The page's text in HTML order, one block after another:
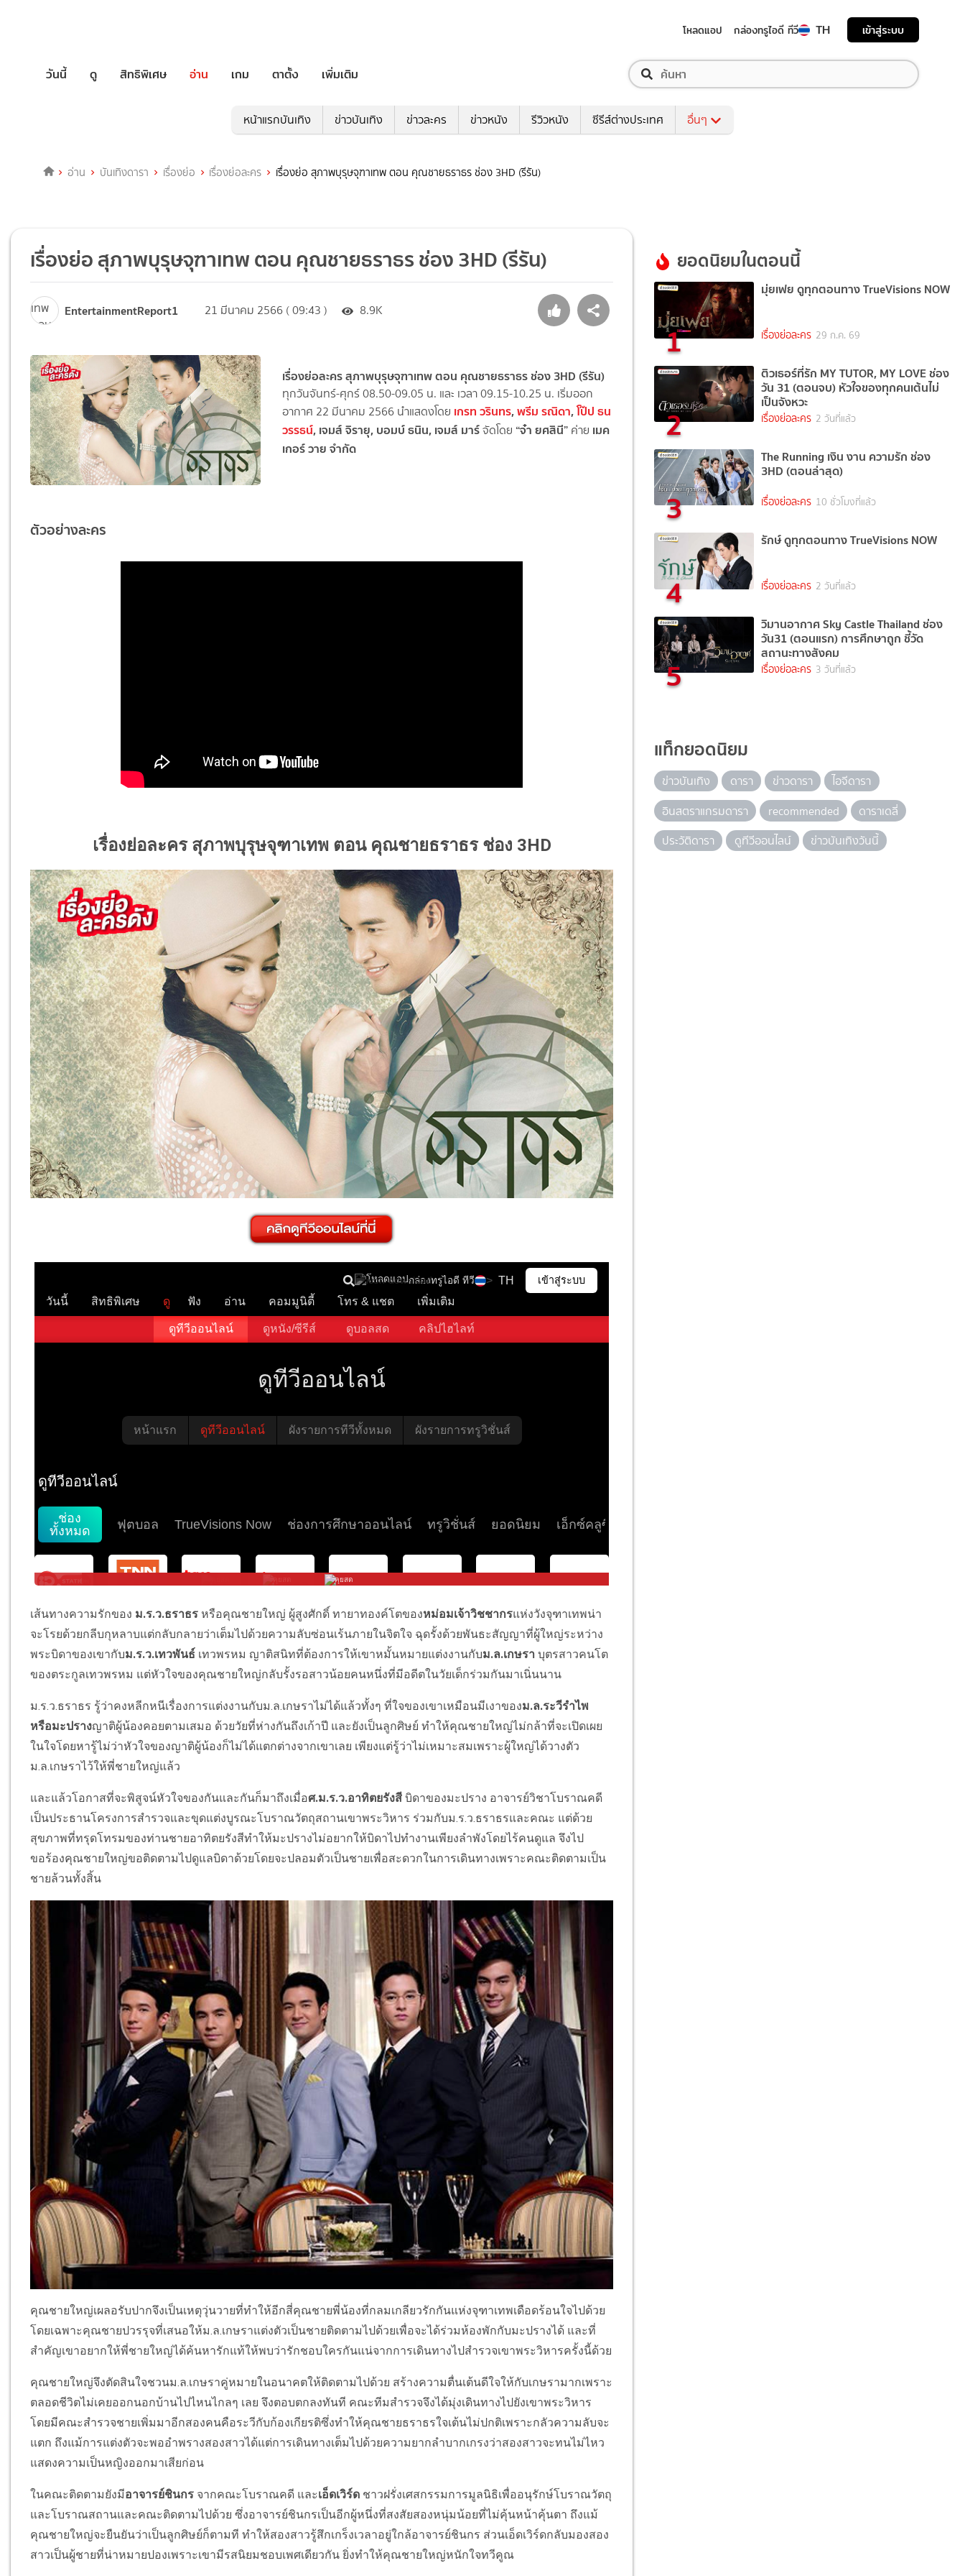
โหลดแอป กล่องทรูไอดี ทีวี TH เข้าสู่ระบบ
วันนี้ ดู สิทธิพิเศษ อ่าน เกม ตาตั้ง เพิ่มเติม
หน้าแรกบันเทิง ข่าวบันเทิง ข่าวละคร ข่าวหนัง รีวิวหนัง ซีรีส์ต่างประเทศ อื่นๆ
อ่าน บันเทิงดารา เรื่องย่อ เรื่องย่อละคร เรื่องย่อ สุภาพบุรุษจุฑาเทพ ตอน คุณชายธราธร ช่อง 3HD (รีรัน)
เรื่องย่อ สุภาพบุรุษจุฑาเทพ ตอน คุณชายธราธร ช่อง 3HD (รีรัน)
EntertainmentReport1 21 มีนาคม 2566 ( 09:43 ) 8.9K
เรื่องย่อละคร สุภาพบุรุษจุฑาเทพ ตอน คุณชายธราธร ช่อง 3HD (รีรัน)
ทุกวันจันทร์-ศุกร์ 08.50-09.05 น. และ เวลา 09.15-10.25 น. เริ่มออก
อากาศ 22 มีนาคม 2566 นำแสดงโดย เกรท วรินทร,พรีม รณิดา,โป๊ป ธน
วรรธน์,เจมส์ จิรายุ,บอมบ์ ธนิน,เจมส์ มาร์จัดโดย “จ๋า ยศสินี” ค่าย เมค
เกอร์ วาย จำกัด
ตัวอย่างละคร
เรื่องย่อละคร สุภาพบุรุษจุฑาเทพ ตอน คุณชายธราธร ช่อง 3HD
เส้นทางความรักของ ม.ร.ว.ธราธร หรือคุณชายใหญ่ ผู้สูงศักดิ์ ทายาทองค์โตของหม่อมเจ้าวิชชากรแห่งวังจุฑาเทพน่า
จะโรยด้วยกลีบกุหลาบแต่กลับกลายว่าเต็มไปด้วยความลับซ่อนเร้นภายในจิตใจ ฉุดรั้งด้วยพันธะสัญญาที่ผู้ใหญ่ระหว่าง
พระบิดาของเขากับม.ร.ว.เทวพันธ์ เทวพรหม ญาติสนิทที่ต้องการให้เขาหมั้นหมายแต่งงานกับม.ล.เกษรา บุตรสาวคนโต
ของตระกูลเทวพรหม แต่หัวใจของคุณชายใหญ่กลับรั้งรอสาวน้อยคนหนึ่งที่มีอดีตในวัยเด็กร่วมกันมาเนิ่นนาน
ม.ร.ว.ธราธร รู้ว่าคงหลีกหนีเรื่องการแต่งงานกับม.ล.เกษราไม่ได้แล้วทั้งๆ ที่ใจของเขาเหมือนมีเงาของม.ล.ระวีรำไพ
หรือมะปรางญาติผู้น้องคอยตามเสมอ ด้วยวัยที่ห่างกันถึงเก้าปี และยังเป็นลูกศิษย์ ทำให้คุณชายใหญ่ไม่กล้าที่จะเปิดเผย
ในใจโดยหารู้ไม่ว่าหัวใจของญาติผู้น้องก็ไม่ได้แตกต่างจากเขาเลย เพียงแต่รู้ว่าไม่เหมาะสมเพราะผู้ใหญ่ได้วางตัว
ม.ล.เกษราไว้ให้พี่ชายใหญ่แล้ว
และแล้วโอกาสที่จะพิสูจน์หัวใจของกันและกันก็มาถึงเมื่อศ.ม.ร.ว.อาทิตยรังสี บิดาของมะปราง อาจารย์วิชาโบราณคดี
เป็นประธานโครงการสำรวจและขุดแต่งบูรณะโบราณวัตถุสถานเขาพระวิหาร ร่วมกับม.ร.ว.ธราธรและคณะ แต่ด้วย
สุขภาพที่ทรุดโทรมของท่านชายอาทิตยรังสีทำให้มะปรางไม่อยากให้บิดาไปทำงานเพียงลำพังโดยไร้คนดูแล จึงไป
ขอร้องคุณชายใหญ่ขอติดตามไปดูแลบิดาด้วยโดยจะปลอมตัวเป็นชายเพื่อสะดวกในการเดินทางเพราะคณะติดตามเป็น
ชายล้วนทั้งสิ้น
คุณชายใหญ่เผลอรับปากจึงเป็นเหตุวุ่นวายที่ทำให้อีกสี่คุณชายพี่น้องที่กลมเกลียวรักกันแห่งจุฑาเทพเดือดร้อนใจไปด้วย
โดยเฉพาะคุณชายปวรรุจที่เสนอให้ม.ล.เกษราแต่งตัวเป็นชายติดตามไปด้วยเพื่อจะได้ร่วมห้องพักกับมะปรางได้ และที่
สำคัญเขาอยากให้พี่ชายใหญ่ได้ค้นหารักแท้ให้พบว่ารักชอบใครกันแน่จากการเดินทางไปสำรวจเขาพระวิหารครั้งนี้ด้วย
คุณชายใหญ่จึงตัดสินใจชวนม.ล.เกษราคู่หมายในอนาคตให้ติดตามไปด้วย สร้างความตื่นเต้นดีใจให้กับเกษรามากเพราะ
ตลอดชีวิตไม่เคยออกนอกบ้านไปไหนไกลๆ เลย จึงตอบตกลงทันที คณะทีมสำรวจจึงได้มุ่งเดินทางไปยังเขาพระวิหาร
โดยมีคณะสำรวจชายเพิ่มมาอีกสองคนคือระวีกับก้องเกียรติซึ่งทำให้คุณชายธราธรใจเต้นไม่ปกติเพราะกลัวความลับจะ
แตก ถึงแม้การแต่งตัวจะพออำพรางสองสาวได้แต่การเดินทางเต็มไปด้วยความยากลำบากเกรงว่าสองสาวจะทนไม่ไหว
แสดงความเป็นหญิงออกมาเสียก่อน
ในคณะติดตามยังมีอาจารย์ชินกร จากคณะโบราณคดี และเอ็ดเวิร์ด ชาวฝรั่งเศสกรรมการมูลนิธิเพื่ออนุรักษ์โบราณวัตถุ
และโบราณสถานและคณะติดตามไปด้วย ซึ่งอาจารย์ชินกรเป็นอีกผู้หนึ่งที่สงสัยสองหนุ่มน้อยที่ไม่คุ้นหน้าคุ้นตา ถึงแม้
คุณชายใหญ่จะยืนยันว่าเป็นลูกศิษย์ก็ตามที ทำให้สองสาวรู้สึกเกร็งเวลาอยู่ใกล้อาจารย์ชินกร ส่วนเอ็ดเวิร์ดกลับมองสอง
สาวเป็นผู้ชายที่น่าหมายปองเพราะเขามีรสนิยมชอบเพศเดียวกัน ยิ่งทำให้คุณชายใหญ่หนักใจทวีคูณ
ยอดนิยมในตอนนี้
1
มุ่ยเฟย ดูทุกตอนทาง TrueVisions NOW
เรื่องย่อละคร 29 ก.ค. 69
2
ติวเธอร์ที่รัก MY TUTOR, MY LOVE ช่อง
วัน 31 (ตอนจบ) หัวใจของทุกคนเต้นไม่
เป็นจังหวะ
เรื่องย่อละคร 2 วันที่แล้ว
3
The Running เงิน งาน ความรัก ช่อง
3HD (ตอนล่าสุด)
เรื่องย่อละคร 10 ชั่วโมงที่แล้ว
4
รักษ์ ดูทุกตอนทาง TrueVisions NOW
เรื่องย่อละคร 2 วันที่แล้ว
5
วิมานอากาศ Sky Castle Thailand ช่อง
วัน31 (ตอนแรก) การศึกษาถูก ชี้วัด
สถานะทางสังคม
เรื่องย่อละคร 3 วันที่แล้ว
แท็กยอดนิยม
ข่าวบันเทิง ดารา ข่าวดารา
ไอจีดารา
อินสตราแกรมดารา
recommended
ดาราเดลี่
ประวัติดารา
ดูทีวีออนไลน์ ข่าวบันเทิงวันนี้